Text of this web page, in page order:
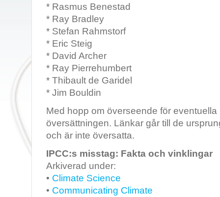
* Rasmus Benestad
* Ray Bradley
* Stefan Rahmstorf
* Eric Steig
* David Archer
* Ray Pierrehumbert
* Thibault de Garidel
* Jim Bouldin
Med hopp om överseende för eventuella
översättningen. Länkar går till de
och är inte översatta.
IPCC:s misstag: Fakta och vinklingar
Arkiverad under:
• Climate Science
• Communicating Climate